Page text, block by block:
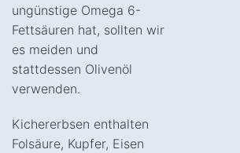
ungünstige Omega 6-
Fettsäuren hat, sollten wir
es meiden und
stattdessen Olivenöl
verwenden.
Kichererbsen enthalten
Folsäure, Kupfer, Eisen